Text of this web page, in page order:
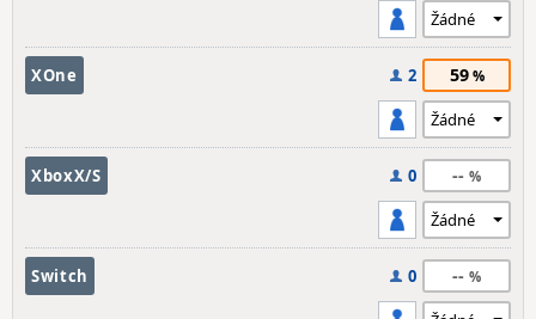
XOne 2 59
XboxX/S 0 --
Switch 0 --